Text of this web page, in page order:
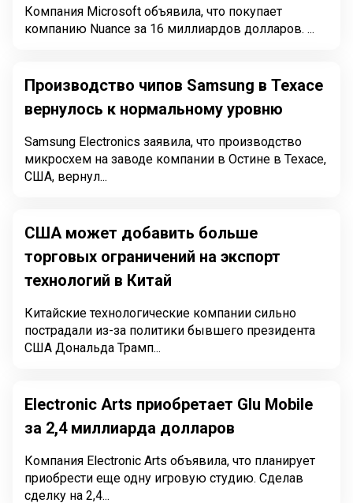
Компания Microsoft объявила, что покупает
компанию Nuance за 16 миллиардов долларов. ...
Производство чипов Samsung в Техасе
вернулось к нормальному уровню
Samsung Electronics заявила, что производство
микросхем на заводе компании в Остине в Техасе,
США, вернул...
США может добавить больше
торговых ограничений на экспорт
технологий в Китай
Китайские технологические компании сильно
пострадали из-за политики бывшего президента
США Дональда Трамп...
Electronic Arts приобретает Glu Mobile
за 2,4 миллиарда долларов
Компания Electronic Arts объявила, что планирует
приобрести еще одну игровую студию. Сделав
сделку на 2,4...